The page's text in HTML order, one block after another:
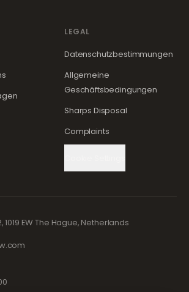
LEGAL
Datenschutzbestimmungen
Allgemeine
Geschäftsbedingungen
Sharps Disposal
Complaints
EW The Hague, Netherlands